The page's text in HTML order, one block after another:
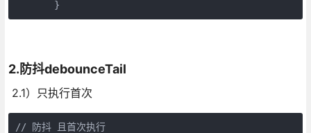
       }
2.防抖debounceTail
2.1）只执行首次
// 防抖 且首次执行